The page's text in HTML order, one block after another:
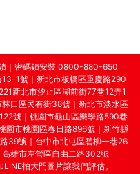
｜ 密碼鎖安裝 0800-880-650
1號｜新北市板橋區重慶路290
新北市汐止區湖前街77巷12弄1
口區民有街38號｜新北市淡水區
號｜桃園市龜山區樂學路590巷
園市桃園區春日路896號｜新竹縣
39號｜台中市北屯區碧柳一巷26
雄市左營區自由二路302號
拍大門圖片讓我們評估。